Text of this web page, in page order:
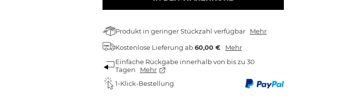
Produkt in geringer Stückzahl verfügbar Mehr
Kostenlose Lieferung ab60,00 €
Mehr
Einfache Rückgabe innerhalb von bis zu 30
Tagen
Mehr
1-Klick-Bestellung